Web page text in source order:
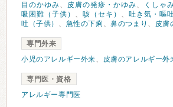
目のかゆみ、 皮膚の発疹・かゆみ、 くしゃ
吸困難（子供） 、 咳（セキ） 、 吐き気・嘔
吐（子供） 、 急性の下痢 、鼻のつまり 、 皮膚
専門外来
小児のアレルギー外来、 皮膚のアレルギー外
専門医・資格
アレルギー専門医